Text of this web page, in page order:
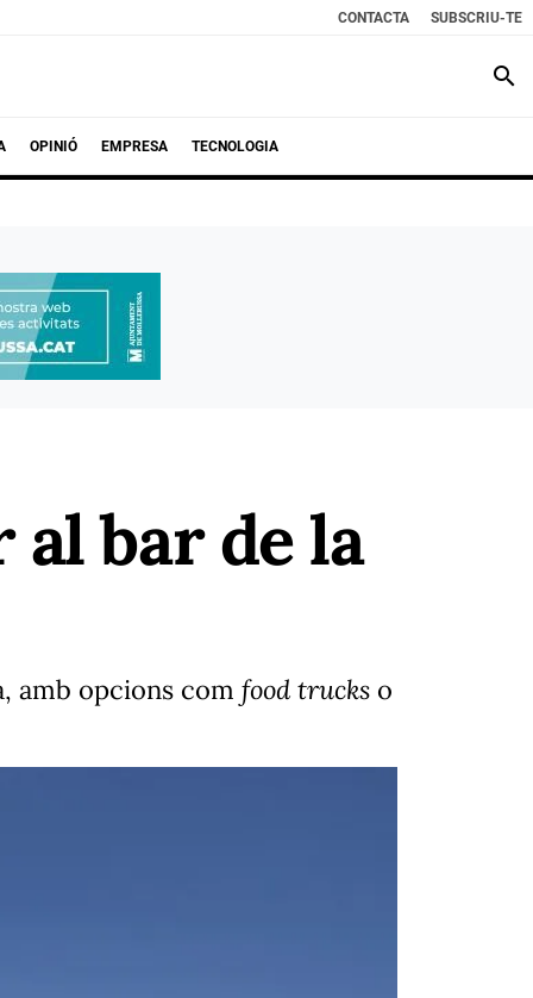
CONTACTA SUBSCRIU-TE
search
OPINIÓ EMPRESA TECNOLOGIA
bar de la
amb opcions com food trucks o